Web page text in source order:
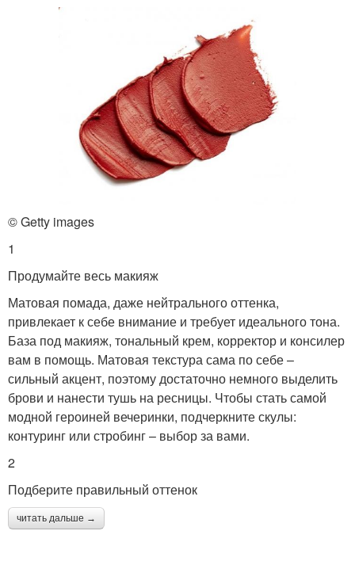
© Getty images
1
Продумайте весь макияж
Матовая помада, даже нейтрального оттенка,
привлекает к себе внимание и требует идеального тона.
База под макияж, тональный крем, корректор и консилер
вам в помощь. Матовая текстура сама по себе –
сильный акцент, поэтому достаточно немного выделить
брови и нанести тушь на ресницы. Чтобы стать самой
модной героиней вечеринки, подчеркните скулы:
контуринг или стробинг – выбор за вами.
2
Подберите правильный оттенок
читать дальше →